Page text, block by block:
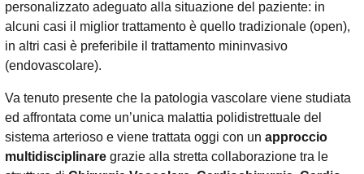
personalizzato adeguato alla situazione del paziente: in
alcuni casi il miglior trattamento è quello tradizionale (open),
in altri casi è preferibile il trattamento mininvasivo
(endovascolare).
Va tenuto presente che la patologia vascolare viene studiata
ed affrontata come un’unica malattia polidistrettuale del
sistema arterioso e viene trattata oggi con un approccio
multidisciplinare grazie alla stretta collaborazione tra le